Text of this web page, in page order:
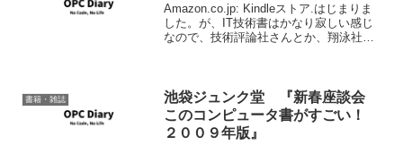
Amazon.co.jp: Kindleストア.はじまりま
した。が、IT技術書はかなり寂しい感じ
なので、技術評論社さんとか、翔泳社さ
書籍・雑誌
池袋ジュンク堂 『新春座談会
このコンピュータ書がすごい！
２００９年版』